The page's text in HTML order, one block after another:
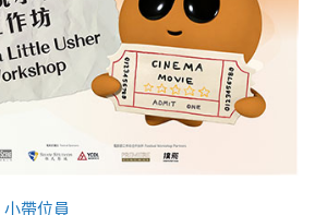
帶位員